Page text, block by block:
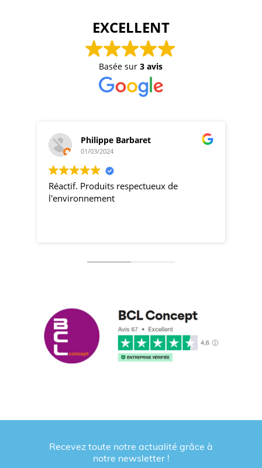
EXCELLENT
Basée sur3 avis
Philippe Barbaret
01/03/2024
Réactif. Produits respectueux de
l'environnement
Recevez toute notre actualité grâce à
notre newsletter !